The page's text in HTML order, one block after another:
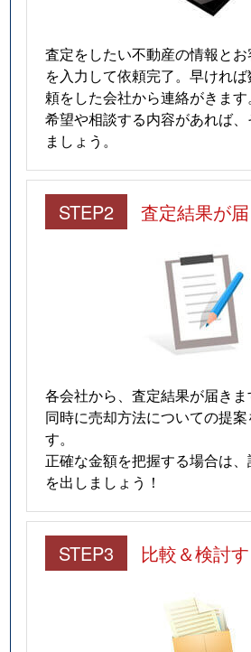
査定をしたい不動産の情報と
を入力して依頼完了。早けれ
頼をした会社から連絡がきます
希望や相談する内容があれば、
ましょう。
STEP2 査定結果が届
各会社から、査定結果が届きま
同時に売却方法についての提案
す。
正確な金額を把握する場合は
を出しましょう！
STEP3 比較＆検討